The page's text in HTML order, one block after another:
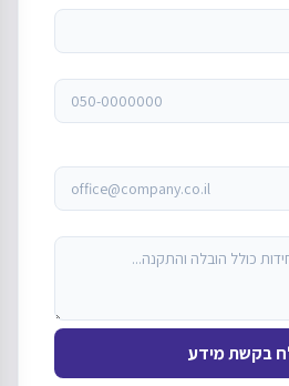
בקשת מידע